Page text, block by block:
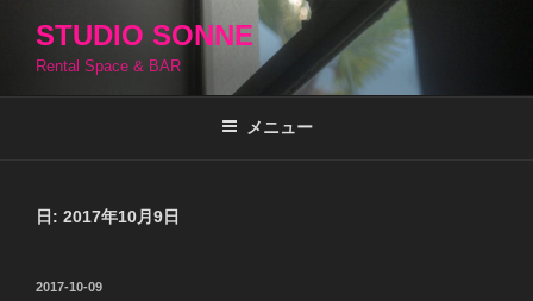
ン
STUDIO SONNE
Rental Space & BAR
メニュー
日: 2017年10月9日
投
2017-10-09